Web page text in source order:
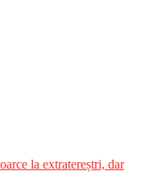
la extratereștri, dar